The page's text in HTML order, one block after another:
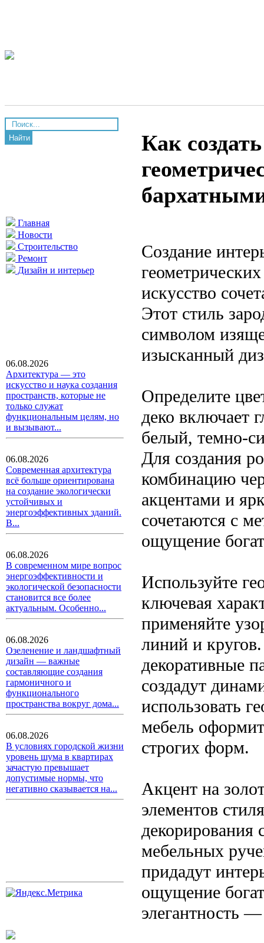
Найти
Главная
Новости
Строительство
Ремонт
Дизайн и интерьер
06.08.2026
Архитектура — это
искусство и наука создания
пространств, которые не
только служат
функциональным целям, но
и вызывают...
06.08.2026
Современная архитектура
всё больше ориентирована
на создание экологически
устойчивых и
энергоэффективных зданий.
В...
06.08.2026
В современном мире вопрос
энергоэффективности и
экологической безопасности
становится все более
актуальным. Особенно...
06.08.2026
Озеленение и ландшафтный
дизайн — важные
составляющие создания
гармоничного и
функционального
пространства вокруг дома...
06.08.2026
В условиях городской жизни
уровень шума в квартирах
зачастую превышает
допустимые нормы, что
негативно сказывается на...
Как
Создание
искусство
Этот стиль
символом
изысканный
Определите
деко включает
белый, темно-
Для создания
комбинацию
акцентами и
сочетаются с
ощущение
Используйте
ключевая
применяйте
линий и
декоративные
создадут
использовать
мебель
строгих форм.
Акцент на
элементов
декорирования
мебельных
придадут
ощущение
элегантность